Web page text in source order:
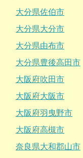
大分県佐伯市
大分県大分市
大分県由布市
大分県豊後高田市
大阪府吹田市
大阪府大阪市
大阪府羽曳野市
大阪府高槻市
奈良県大和郡山市